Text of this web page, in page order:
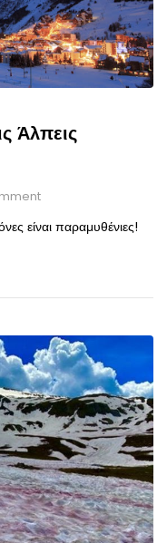
Άλπεις
είναι παραμυθένιες!